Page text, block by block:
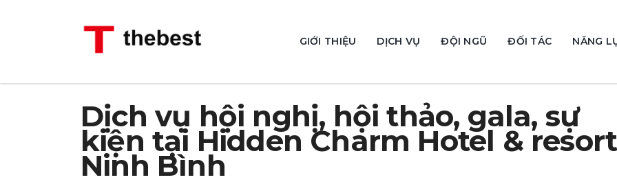
GIỚI THIỆU DỊCH VỤ ĐỘI NGŨ ĐỐI TÁC NĂNG
Dịch vụ hội nghị, hội thảo, gala, sự
kiện tại Hidden Charm Hotel & resort
Ninh Bình